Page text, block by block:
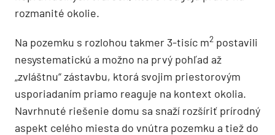
rozmanité okolie.
Na pozemku s rozlohou takmer 3-tisíc m2 postavili
nesystematickú a možno na prvý pohľad až
„zvláštnu“ zástavbu, ktorá svojim priestorovým
usporiadaním priamo reaguje na kontext okolia.
Navrhnuté riešenie domu sa snaží rozšíriť prírodný
aspekt celého miesta do vnútra pozemku a tiež do